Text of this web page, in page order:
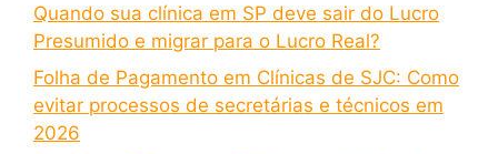
Quando sua clínica em SP deve sair do Lucro
Presumido e migrar para o Lucro Real?
Folha de Pagamento em Clínicas de SJC: Como
evitar processos de secretárias e técnicos em
2026